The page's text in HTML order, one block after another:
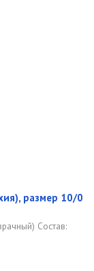
размер 10/0
Состав: